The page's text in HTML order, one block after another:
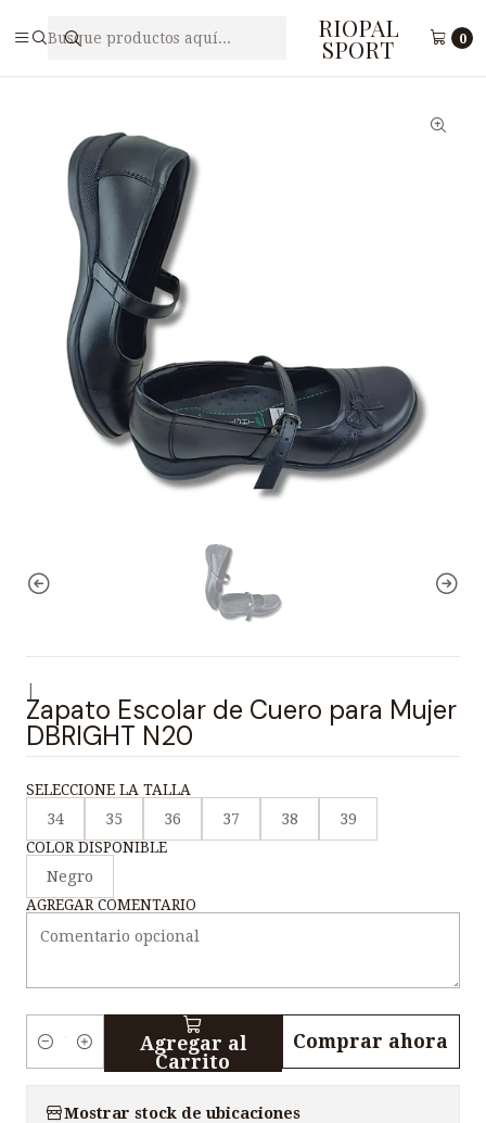
RIOPAL
SPORT 0
Zapatos escolares
Zapato Escolar de Cuero para Mujer DBRIGHT N20
Zapato Escolar de Cuero para Mujer
DBRIGHT N20
SELECCIONE LA TALLA
34
35 36 37 38
39
COLOR DISPONIBLE
Negro
AGREGAR COMENTARIO
Agregar al
Carrito
Comprar ahora
Mostrar stock de ubicaciones